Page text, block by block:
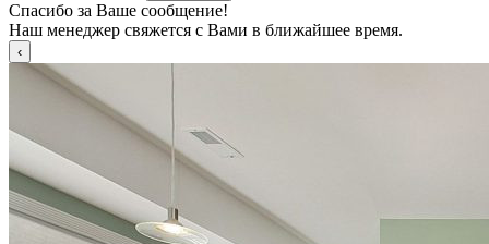
Спасибо за Ваше сообщение!
Наш менеджер свяжется с Вами в ближайшее время.